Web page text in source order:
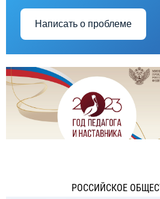
Написать о проблеме
РОССИЙСКОЕ